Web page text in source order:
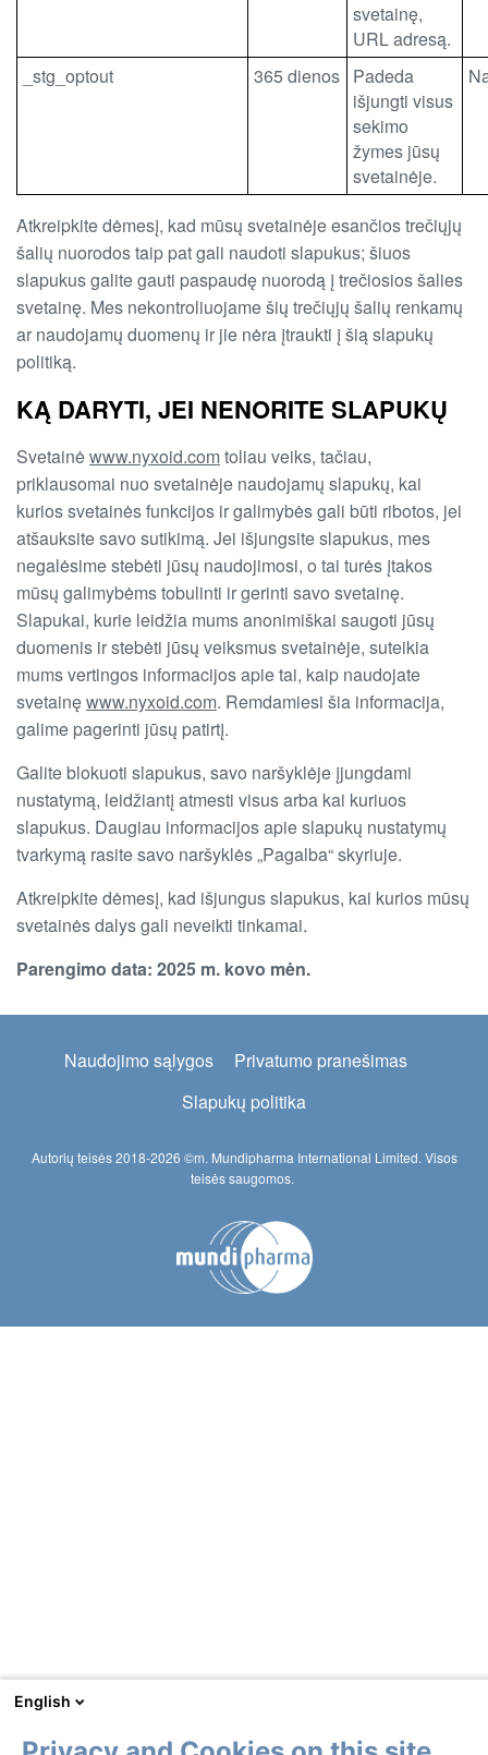
svetainę,
URL adresą.
_stg_optout 365 dienos Padeda
išjungti visus
sekimo
žymes jūsų
svetainėje.
Atkreipkite dėmesį, kad mūsų svetainėje esančios trečiųjų
šalių nuorodos taip pat gali naudoti slapukus; šiuos
slapukus galite gauti paspaudę nuorodą į trečiosios šalies
svetainę. Mes nekontroliuojame šių trečiųjų šalių renkamų
ar naudojamų duomenų ir jie nėra įtraukti į šią slapukų
politiką.
KĄ DARYTI, JEI NENORITE SLAPUKŲ
Svetainėwww.nyxoid.comtoliau veiks, tačiau,
priklausomai nuo svetainėje naudojamų slapukų, kai
kurios svetainės funkcijos ir galimybės gali būti ribotos, jei
atšauksite savo sutikimą. Jei išjungsite slapukus, mes
negalėsime stebėti jūsų naudojimosi, o tai turės įtakos
mūsų galimybėms tobulinti ir gerinti savo svetainę.
Slapukai, kurie leidžia mums anonimiškai saugoti jūsų
duomenis ir stebėti jūsų veiksmus svetainėje, suteikia
mums vertingos informacijos apie tai, kaip naudojate
svetainęwww.nyxoid.com. Remdamiesi šia informacija,
galime pagerinti jūsų patirtį.
Galite blokuoti slapukus, savo naršyklėje įjungdami
nustatymą, leidžiantį atmesti visus arba kai kuriuos
slapukus. Daugiau informacijos apie slapukų nustatymų
tvarkymą rasite savo naršyklės „Pagalba“ skyriuje.
Atkreipkite dėmesį, kad išjungus slapukus, kai kurios mūsų
svetainės dalys gali neveikti tinkamai.
Parengimo data: 2025 m. kovo mėn.
FooterNaudojimo sąlygos
Privatumo pranešimas
Slapukų politika
Autorių teisės 2018-2026 ©m. Mundipharma International Limited. Visos
teisės saugomos.
English